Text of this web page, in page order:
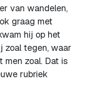
van wandelen,
graag met
hij op het
zoal tegen, waar
men zoal. Dat is
rubriek